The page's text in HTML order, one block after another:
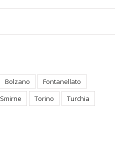
Bolzano
Fontanellato
Smirne Torino
Turchia